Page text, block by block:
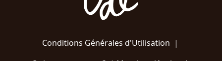
Conditions Générales d'Utilisation |